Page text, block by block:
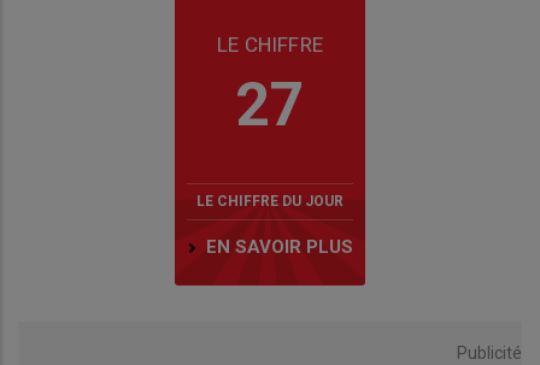
LE CHIFFRE
27
LE CHIFFRE DU JOUR
EN SAVOIR PLUS
Publicité